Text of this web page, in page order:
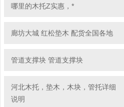
哪里的木托Z实惠，*
廊坊大城 红松垫木 配货全国各地
管道支撑块 管道支撑块
河北木托，垫木，木块，管托详细
说明